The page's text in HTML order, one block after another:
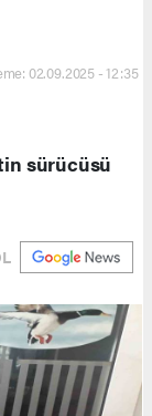
02.09.2025 - 12:35
sürücüsü